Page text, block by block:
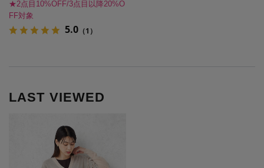
★2点目10%OFF/3点目以降20%O
FF対象
5.0 （1）
LAST VIEWED